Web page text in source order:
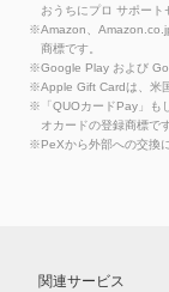
おうちにプロ サポート
※Amazon、
商標です。
※Google Play および
※Apple Gift Cardは、米
※「QUOカードPay」も
オカードの登録商標です
※PeXから外部への交換
関連サービス